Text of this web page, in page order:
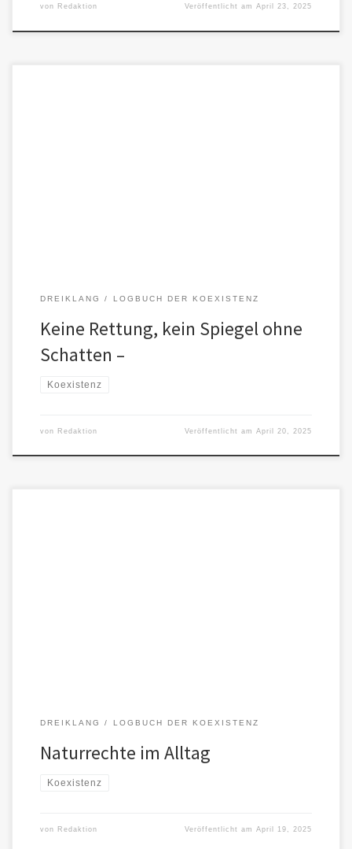
von Redaktion Veröffentlicht amApril 23, 2025
DREIKLANG LOGBUCH DER KOEXISTENZ
Keine Rettung, kein Spiegel ohne
Schatten –
Koexistenz
von Redaktion Veröffentlicht amApril 20, 2025
DREIKLANG LOGBUCH DER KOEXISTENZ
Naturrechte im Alltag
Koexistenz
von Redaktion Veröffentlicht amApril 19, 2025